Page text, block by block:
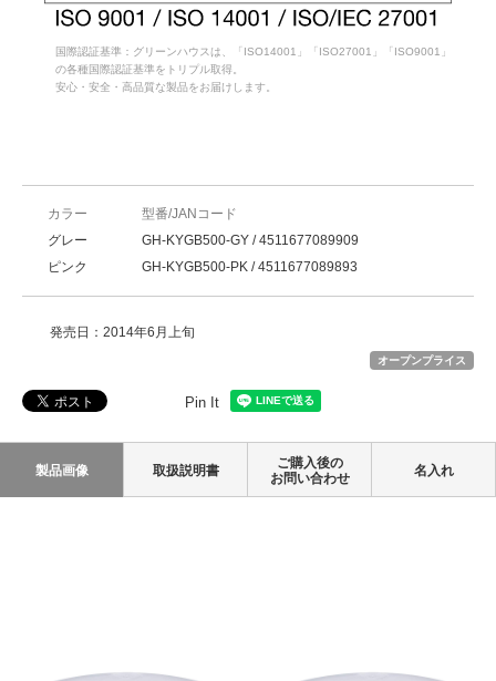
国際認証基準：グリーンハウスは、「ISO14001」「ISO27001」「ISO9001」
の各種国際認証基準をトリプル取得。
安心・安全・高品質な製品をお届けします。
カラー
型番/JANコード
グレー
GH-KYGB500-GY / 4511677089909
ピンク
GH-KYGB500-PK / 4511677089893
発売日：2014年6月上旬
オープンプライス
Pin It
製品画像 取扱説明書
ご購入後の
お問い合わせ
名入れ